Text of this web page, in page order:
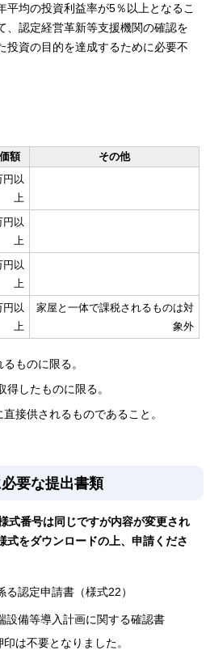
平均の投資利益率が5％以上となるこ
、認定経営革新等支援機関の確認を
投資の目的を達成するために必要不
額
その他
円以
上
円以
上
円以
上
円以
上
家屋と一体で課税されるものは対
象外
ものに限る。
したものに限る。
接供されるものであること。
要な提出書類
式番号は同じですが内容が変更され
式をダウンロードの上、申請くださ
認定申請書（様式22）
設備等導入計画に関する確認書
は不要となりました。